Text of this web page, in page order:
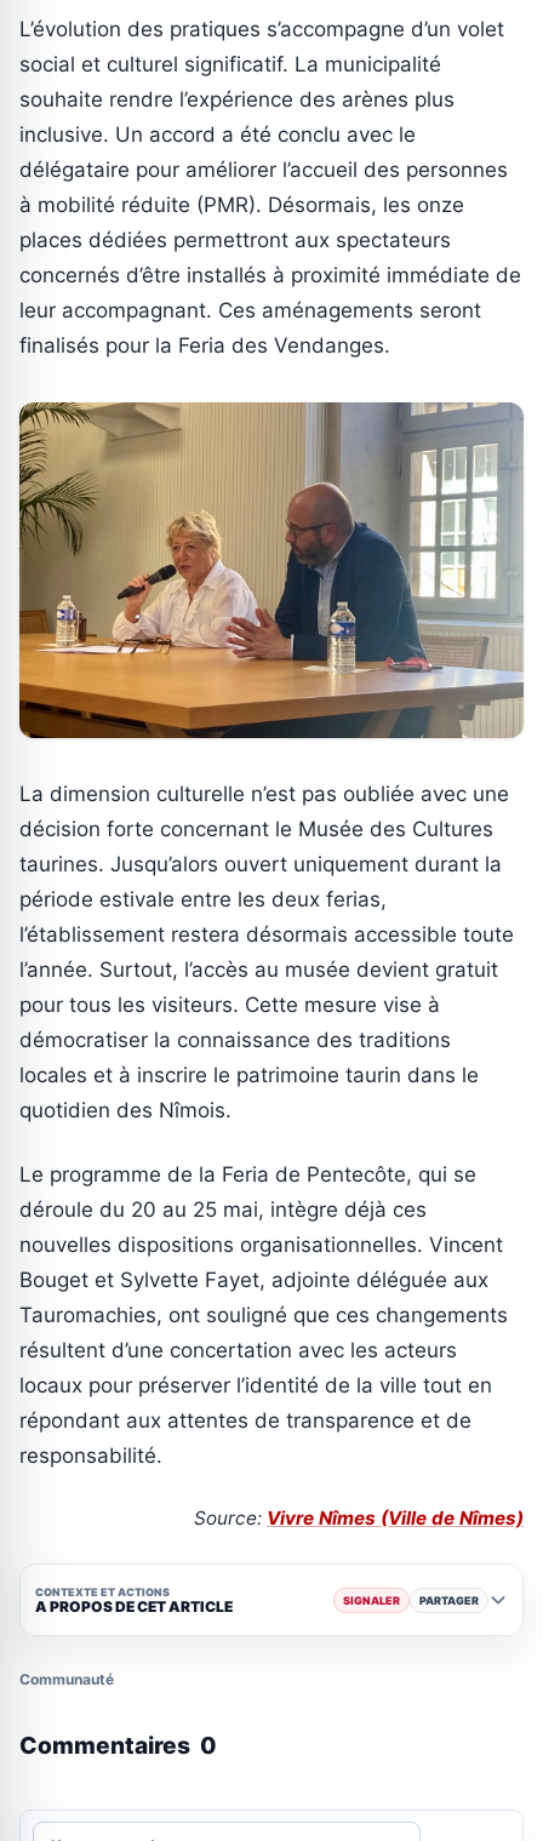
L’évolution des pratiques s’accompagne d’un volet
social et culturel significatif. La municipalité
souhaite rendre l’expérience des arènes plus
inclusive. Un accord a été conclu avec le
délégataire pour améliorer l’accueil des personnes
à mobilité réduite (PMR). Désormais, les onze
places dédiées permettront aux spectateurs
concernés d’être installés à proximité immédiate de
leur accompagnant. Ces aménagements seront
finalisés pour la Feria des Vendanges.
La dimension culturelle n’est pas oubliée avec une
décision forte concernant le Musée des Cultures
taurines. Jusqu’alors ouvert uniquement durant la
période estivale entre les deux ferias,
l’établissement restera désormais accessible toute
l’année. Surtout, l’accès au musée devient gratuit
pour tous les visiteurs. Cette mesure vise à
démocratiser la connaissance des traditions
locales et à inscrire le patrimoine taurin dans le
quotidien des Nîmois.
Le programme de la Feria de Pentecôte, qui se
déroule du 20 au 25 mai, intègre déjà ces
nouvelles dispositions organisationnelles. Vincent
Bouget et Sylvette Fayet, adjointe déléguée aux
Tauromachies, ont souligné que ces changements
résultent d’une concertation avec les acteurs
locaux pour préserver l’identité de la ville tout en
répondant aux attentes de transparence et de
responsabilité.
Source: Vivre Nîmes (Ville de Nîmes)
CONTEXTE ET ACTIONS
A PROPOS DE CET ARTICLE SIGNALER PARTAGER
Communauté
Commentaires 0